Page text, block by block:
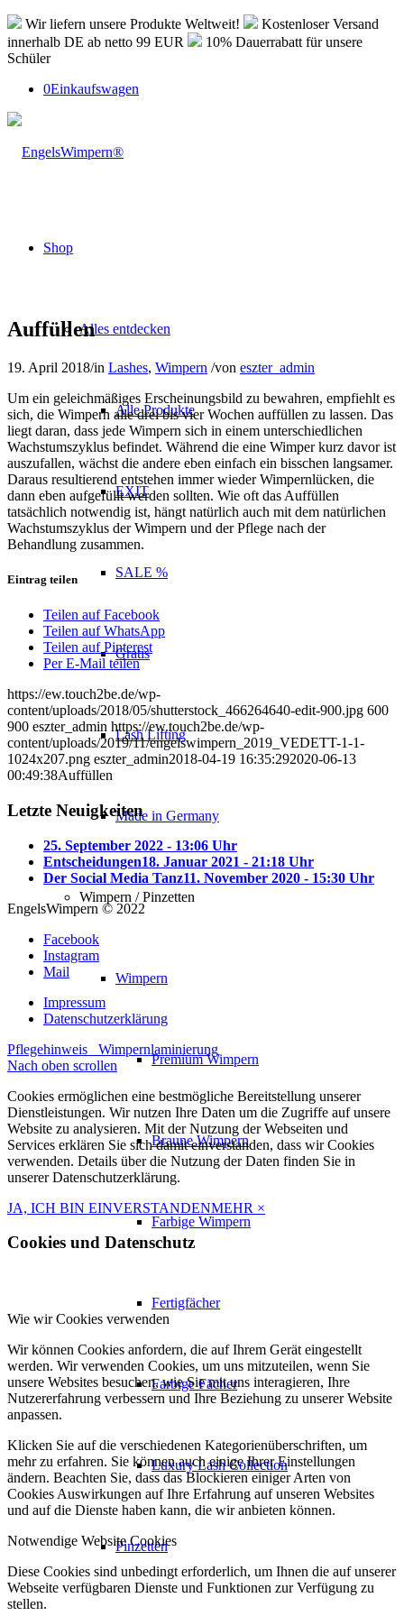
Wir liefern unsere Produkte Weltweit!
Kostenloser Versand
innerhalb DE ab netto 99 EUR
10% Dauerrabatt für unsere
Schüler
0Einkaufswagen
Shop
Alles entdecken
Alle Produkte
EXIT
SALE %
Gratis
Lash Lifting
Made in Germany
Wimpern / Pinzetten
Wimpern
Premium Wimpern
Braune Wimpern
Farbige Wimpern
Fertigfächer
Farbige Fächer
Luxury Lash Collection
Pinzetten
Auffüllen
19. April 2018/in Lashes, Wimpern /von eszter_admin
Um ein geleichmäßiges Erscheinungsbild zu bewahren, empfiehlt es
sich, die Wimpern alle drei bis vier Wochen auffüllen zu lassen. Das
liegt daran, dass jede Wimpern sich in einem unterschiedlichen
Wachstumszyklus befindet. Während die eine Wimper kurz davor ist
auszufallen, wächst die andere eben einfach ein bisschen langsamer.
Daraus resultierend entstehen immer wieder Wimpernlücken, die
dann eben aufgefüllt werden sollten. Wie oft das Auffüllen
tatsächlich notwendig ist, hängt natürlich auch mit dem natürlichen
Wachstumszyklus der Wimpern und der Pflege nach der
Behandlung zusammen.
Eintrag teilen
Teilen auf Facebook
Teilen auf WhatsApp
Teilen auf Pinterest
Per E-Mail teilen
https://ew.touch2be.de/wp-
content/uploads/2018/05/shutterstock_466264640-edit-900.jpg 600
900 eszter_admin https://ew.touch2be.de/wp-
content/uploads/2019/11/engelswimpern_2019_VEDETT-1-1-
1024x207.png eszter_admin2018-04-19 16:35:292020-06-13
00:49:38Auffüllen
Letzte Neuigkeiten
25. September 2022 - 13:06 Uhr
Entscheidungen18. Januar 2021 - 21:18 Uhr
Der Social Media Tanz11. November 2020 - 15:30 Uhr
EngelsWimpern © 2022
Facebook
Instagram
Mail
Impressum
Datenschutzerklärung
Pflegehinweis
Wimpernlaminierung
Nach oben scrollen
Cookies ermöglichen eine bestmögliche Bereitstellung unserer
Dienstleistungen. Wir nutzen Ihre Daten um die Zugriffe auf unsere
Website zu analysieren. Mit der Nutzung der Webseiten und
Services erklären Sie sich damit einverstanden, dass wir Cookies
verwenden. Details über die Nutzung der Daten finden Sie in
unserer Datenschutzerklärung.
JA, ICH BIN EINVERSTANDENMEHR ×
Cookies und Datenschutz
Wie wir Cookies verwenden
Wir können Cookies anfordern, die auf Ihrem Gerät eingestellt
werden. Wir verwenden Cookies, um uns mitzuteilen, wenn Sie
unsere Websites besuchen, wie Sie mit uns interagieren, Ihre
Nutzererfahrung verbessern und Ihre Beziehung zu unserer Website
anpassen.
Klicken Sie auf die verschiedenen Kategorienüberschriften, um
mehr zu erfahren. Sie können auch einige Ihrer Einstellungen
ändern. Beachten Sie, dass das Blockieren einiger Arten von
Cookies Auswirkungen auf Ihre Erfahrung auf unseren Websites
und auf die Dienste haben kann, die wir anbieten können.
Notwendige Website Cookies
Diese Cookies sind unbedingt erforderlich, um Ihnen die auf unserer
Webseite verfügbaren Dienste und Funktionen zur Verfügung zu
stellen.